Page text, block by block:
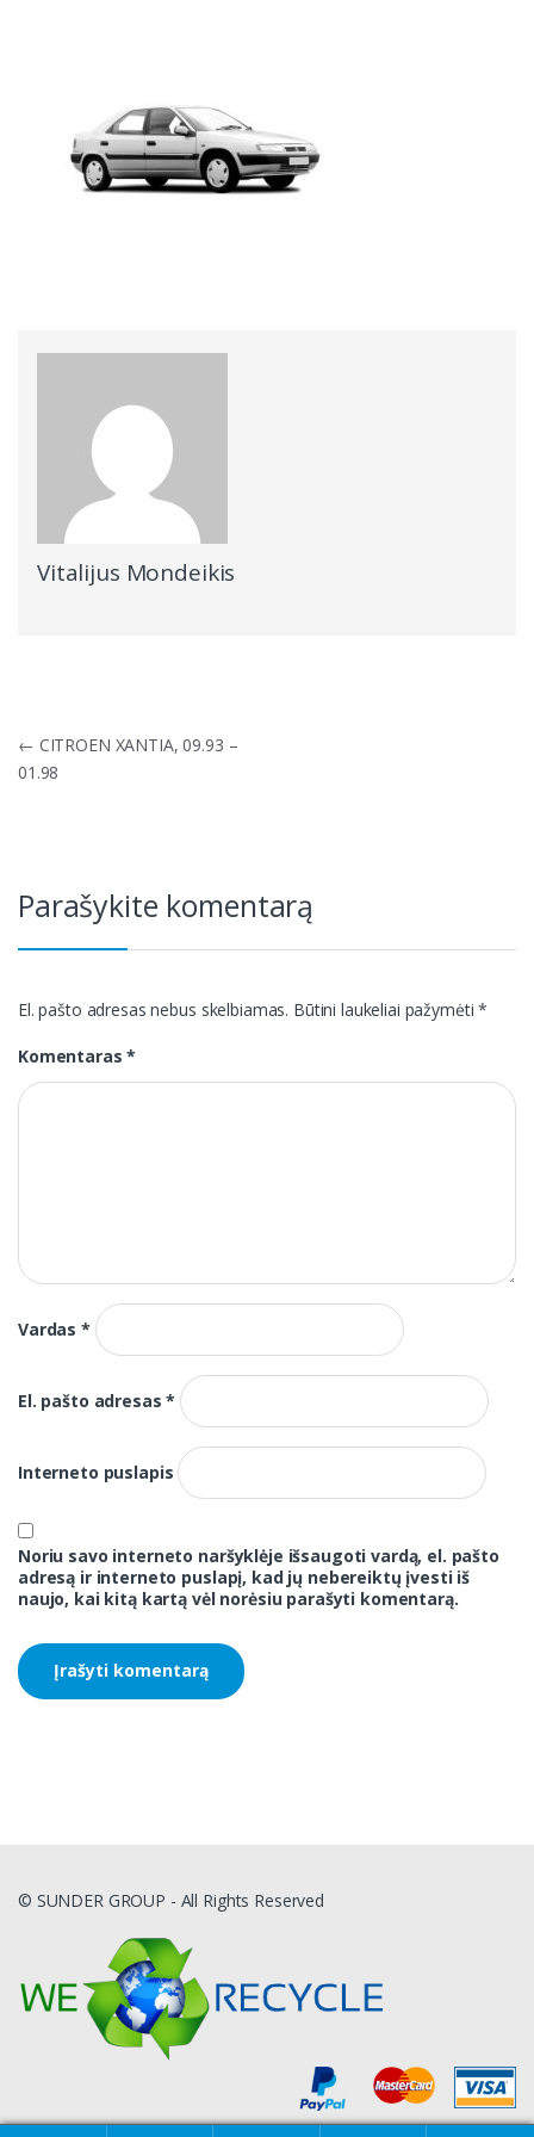
Vitalijus Mondeikis
Navigacija
tarp
įrašų
← CITROEN XANTIA, 09.93 –
01.98
Parašykite komentarą
El. pašto adresas nebus skelbiamas. Būtini laukeliai pažymėti*
Komentaras*
Vardas*
El. pašto adresas*
Interneto puslapis
Noriu savo interneto naršyklėje išsaugoti vardą, el. pašto
adresą ir interneto puslapį, kad jų nebereiktų įvesti iš
naujo, kai kitą kartą vėl norėsiu parašyti komentarą.
© SUNDER GROUP - All Rights Reserved